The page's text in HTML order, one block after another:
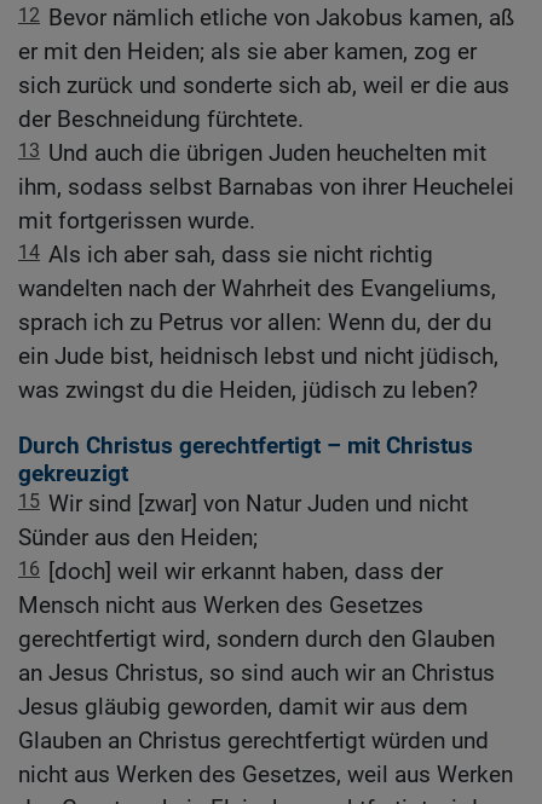
12 Bevor nämlich etliche von Jakobus kamen, aß
er mit den Heiden; als sie aber kamen, zog er
sich zurück und sonderte sich ab, weil er die aus
der Beschneidung fürchtete.
13 Und auch die übrigen Juden heuchelten mit
ihm, sodass selbst Barnabas von ihrer Heuchelei
mit fortgerissen wurde.
14 Als ich aber sah, dass sie nicht richtig
wandelten nach der Wahrheit des Evangeliums,
sprach ich zu Petrus vor allen: Wenn du, der du
ein Jude bist, heidnisch lebst und nicht jüdisch,
was zwingst du die Heiden, jüdisch zu leben?
Durch Christus gerechtfertigt – mit Christus
gekreuzigt
15 Wir sind [zwar] von Natur Juden und nicht
Sünder aus den Heiden;
16 [doch] weil wir erkannt haben, dass der
Mensch nicht aus Werken des Gesetzes
gerechtfertigt wird, sondern durch den Glauben
an Jesus Christus, so sind auch wir an Christus
Jesus gläubig geworden, damit wir aus dem
Glauben an Christus gerechtfertigt würden und
nicht aus Werken des Gesetzes, weil aus Werken